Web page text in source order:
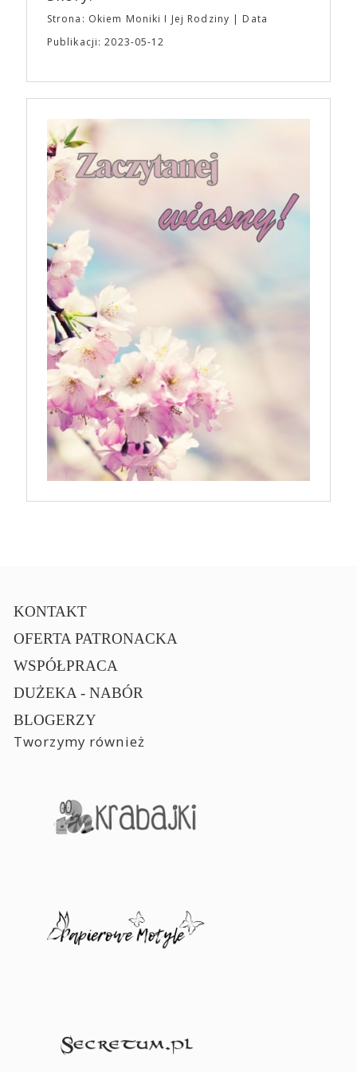
Strona: Okiem Moniki I Jej Rodziny
Data
Publikacji: 2023-05-12
KONTAKT
OFERTA PATRONACKA
WSPÓŁPRACA
DUŻEKA - NABÓR
BLOGERZY
Tworzymy również